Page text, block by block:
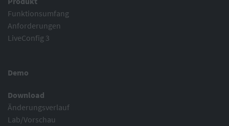
Funktionsumfang
Anforderungen
LiveConfig 3
Demo
Download
Änderungsverlauf
Lab/Vorschau